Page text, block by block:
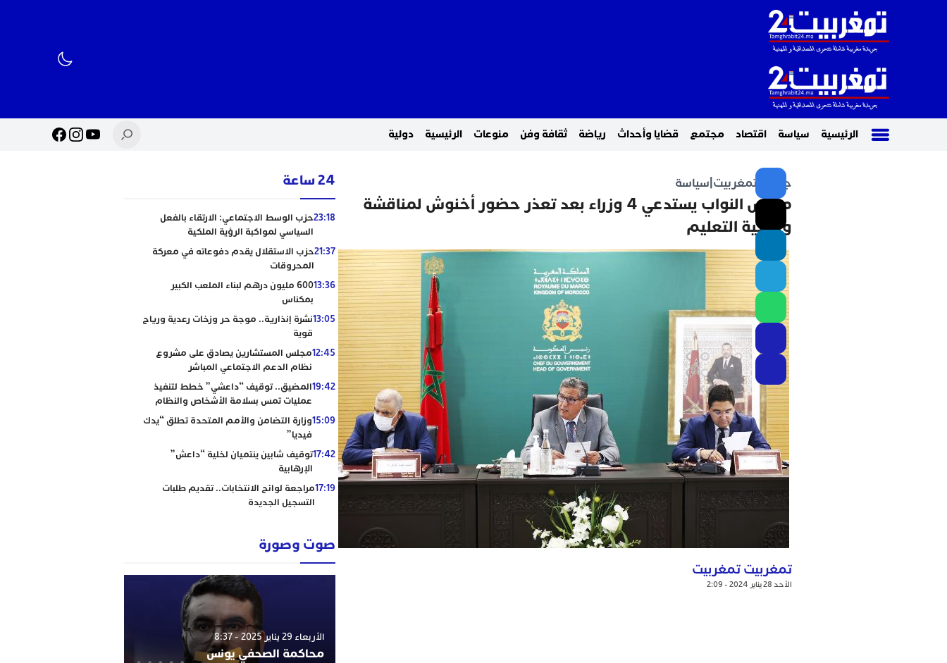
الرئيسية سياسة اقتصاد مجتمع قضايا وأحداث رياضة ثقافة وفن منوعات الرئيسية دولية
جريدة تمغربيت سياسة
مجلس النواب يستدعي 4 وزراء بعد تعذر حضور أخنوش لمناقشة
وضعية التعليم
تمغربيت تمغربيت
الأحد 28 يناير 2024 - 2:09
24 ساعة
23:18حزب الوسط الاجتماعي: الارتقاء بالفعل
السياسي لمواكبة الرؤية الملكية
21:37حزب الاستقلال يقدم دفوعاته في معركة
المحروقات
13:36
600 مليون درهم لبناء الملعب الكبير
بمكناس
13:05نشرة إنذارية.. موجة حر وزخات رعدية ورياح
قوية
12:45مجلس المستشارين يصادق على مشروع
نظام الدعم الاجتماعي المباشر
19:42المضيق.. توقيف “داعشي” خطط لتنفيذ
عمليات تمس بسلامة الأشخاص والنظام
15:09وزارة التضامن والأمم المتحدة تطلق “يدك
فيديا”
17:42توقيف شابين ينتميان لخلية “داعش”
الإرهابية
17:19مراجعة لوائح الانتخابات.. تقديم طلبات
التسجيل الجديدة
صوت وصورة
الأربعاء 29 يناير 2025 - 8:37
محاكمة الصحفي يونس